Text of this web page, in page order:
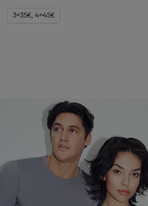
3=35€, 4=45€